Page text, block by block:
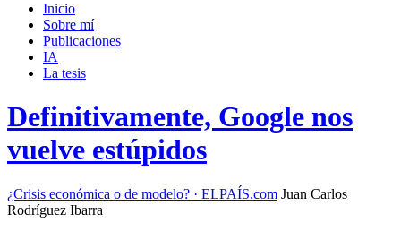
campo
búsqueda
Inicio
Sobre mí­
Publicaciones
IA
La tesis
Definitivamente, Google nos
vuelve estúpidos
¿Crisis económica o de modelo? · ELPAÍS.com Juan Carlos
Rodríguez Ibarra